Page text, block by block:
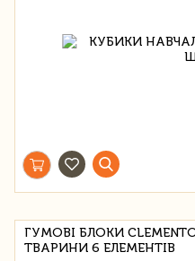
ГУМОВІ БЛОКИ
ТВАРИНИ 6 ЕЛЕМЕНТІВ